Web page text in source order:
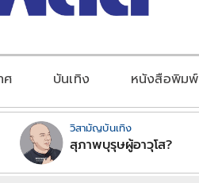
ศ บันเทิง หนังสือพิมพ์
วิสามัญบันเทิง
สุภาพบุรุษผู้อาวุโส?